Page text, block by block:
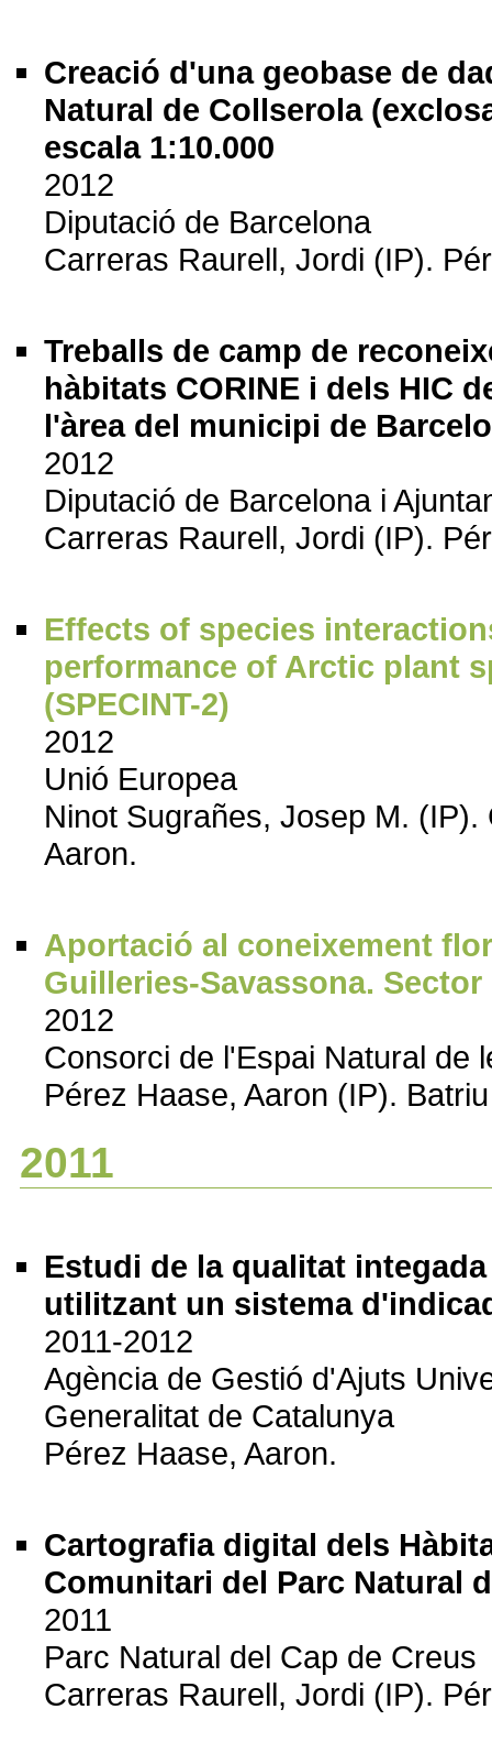
Creació d'una geobase de
Natural de Collserola
escala 1:10.000
2012
Diputació de Barcelona
Carreras Raurell, Jordi (IP).
Treballs de camp de
hàbitats CORINE i dels HIC
l'àrea del municipi de
2012
Diputació de Barcelona i
Carreras Raurell, Jordi (IP).
Effects of species
performance of Arctic plant
(SPECINT-2)
2012
Unió Europea
Ninot Sugrañes, Josep M.
Aaron.
Aportació al coneixement
Guilleries-Savassona.
2012
Consorci de l'Espai Natural de
Pérez Haase, Aaron (IP).
2011
Estudi de la qualitat
utilitzant un sistema
2011-2012
Agència de Gestió d'Ajuts
Generalitat de Catalunya
Pérez Haase, Aaron.
Cartografia digital dels
Comunitari del Parc Natural
2011
Parc Natural del Cap de Creus
Carreras Raurell, Jordi (IP).